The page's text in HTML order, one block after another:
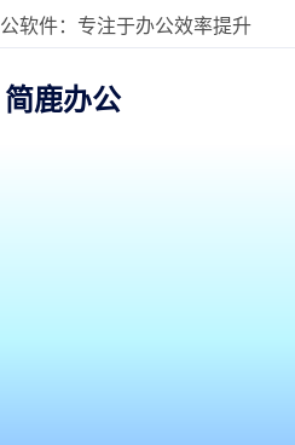
软件：专注于办公效率提升
简鹿办公